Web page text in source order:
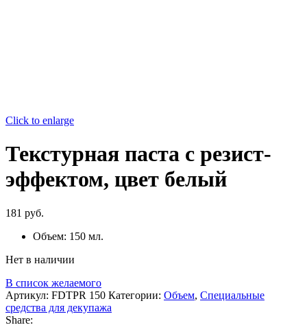
Click to enlarge
Текстурная паста с резист-
эффектом, цвет белый
181 руб.
Объем: 150 мл.
Нет в наличии
В список желаемого
Артикул: FDTPR 150 Категории: Объем, Специальные
средства для декупажа
Share: